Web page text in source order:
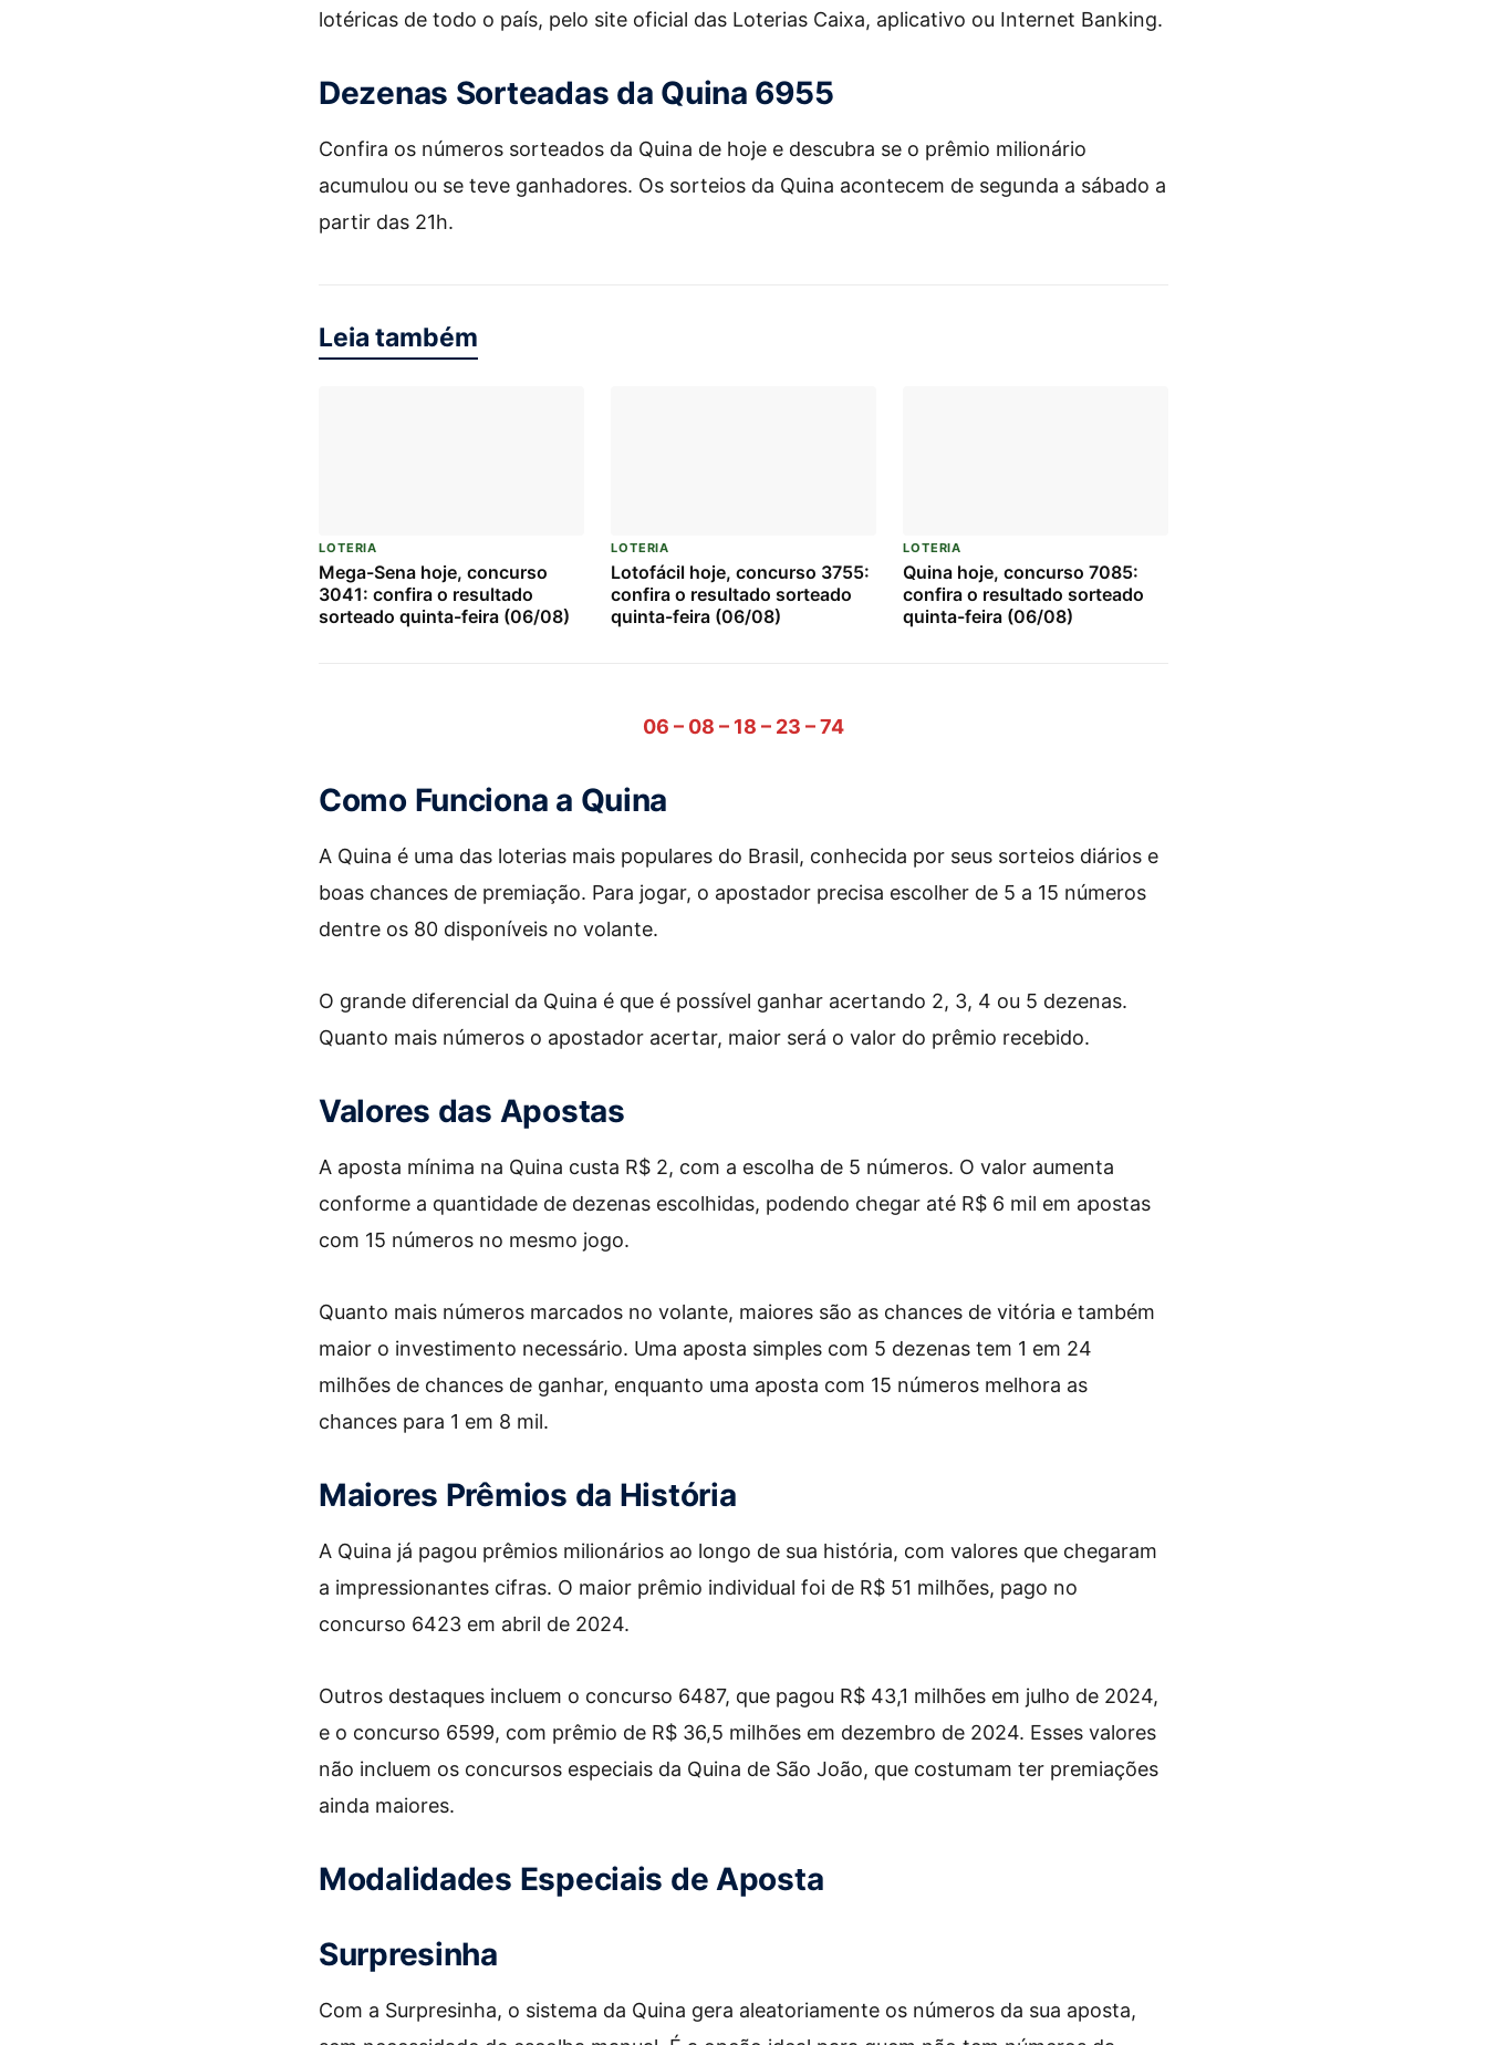
lotéricas de todo o país, pelo site oficial das Loterias Caixa, aplicativo ou Internet Banking.​
Dezenas Sorteadas da Quina 6955
Confira os números sorteados da Quina de hoje e descubra se o prêmio milionário
acumulou ou se teve ganhadores. Os sorteios da Quina acontecem de segunda a sábado a
partir das 21h.
Leia também
LOTERIA
Mega-Sena hoje, concurso
3041: confira o resultado
sorteado quinta-feira (06/08)
LOTERIA
Lotofácil hoje, concurso 3755:
confira o resultado sorteado
quinta-feira (06/08)
LOTERIA
Quina hoje, concurso 7085:
confira o resultado sorteado
quinta-feira (06/08)
06 – 08 – 18 – 23 – 74
Como Funciona a Quina
A Quina é uma das loterias mais populares do Brasil, conhecida por seus sorteios diários e
boas chances de premiação. Para jogar, o apostador precisa escolher de 5 a 15 números
dentre os 80 disponíveis no volante.
O grande diferencial da Quina é que é possível ganhar acertando 2, 3, 4 ou 5 dezenas.
Quanto mais números o apostador acertar, maior será o valor do prêmio recebido.
Valores das Apostas
A aposta mínima na Quina custa R$ 2, com a escolha de 5 números. O valor aumenta
conforme a quantidade de dezenas escolhidas, podendo chegar até R$ 6 mil em apostas
com 15 números no mesmo jogo.
Quanto mais números marcados no volante, maiores são as chances de vitória e também
maior o investimento necessário. Uma aposta simples com 5 dezenas tem 1 em 24
milhões de chances de ganhar, enquanto uma aposta com 15 números melhora as
chances para 1 em 8 mil.
Maiores Prêmios da História
A Quina já pagou prêmios milionários ao longo de sua história, com valores que chegaram
a impressionantes cifras. O maior prêmio individual foi de R$ 51 milhões, pago no
concurso 6423 em abril de 2024.
Outros destaques incluem o concurso 6487, que pagou R$ 43,1 milhões em julho de 2024,
e o concurso 6599, com prêmio de R$ 36,5 milhões em dezembro de 2024. Esses valores
não incluem os concursos especiais da Quina de São João, que costumam ter premiações
ainda maiores.
Modalidades Especiais de Aposta
Surpresinha
Com a Surpresinha, o sistema da Quina gera aleatoriamente os números da sua aposta,